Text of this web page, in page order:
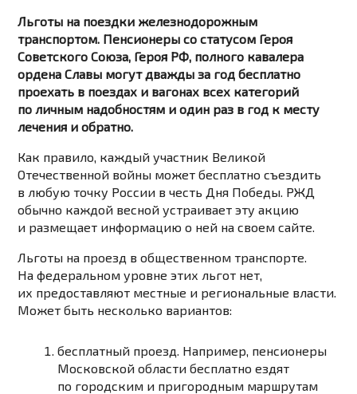
Льготы на поездки железнодорожным
транспортом. Пенсионеры со статусом Героя
Советского Союза, Героя РФ, полного кавалера
ордена Славы могут дважды за год бесплатно
проехать в поездах и вагонах всех категорий
по личным надобностям и один раз в год к месту
лечения и обратно.
Как правило, каждый участник Великой
Отечественной войны может бесплатно съездить
в любую точку России в честь Дня Победы. РЖД
обычно каждой весной устраивает эту акцию
и размещает информацию о ней на своем сайте.
Льготы на проезд в общественном транспорте.
На федеральном уровне этих льгот нет,
их предоставляют местные и региональные власти.
Может быть несколько вариантов:
бесплатный проезд. Например, пенсионеры
Московской областибесплатно ездят
по городским и пригородным маршрутам